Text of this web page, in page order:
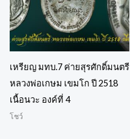
เหรียญ มทบ.7 ค่ายสุรศักดิ์มนตรี
หลวงพ่อเกษม เขมโก ปี 2518
เนื้อนวะ องค์ที่ 4
โชว์